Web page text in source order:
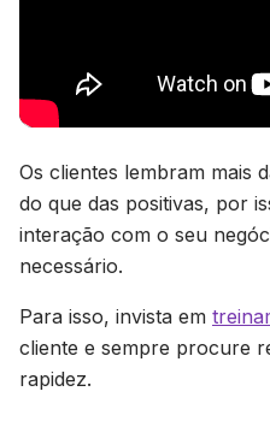
Os clientes lembram mais
do que das positivas, por
interação com o seu
necessário.
Para isso, invista em
cliente e sempre procure
rapidez.